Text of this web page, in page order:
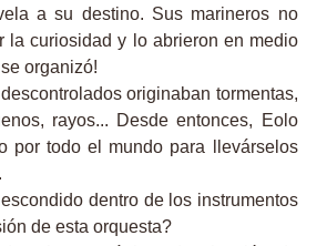
a su destino. Sus marineros no
la curiosidad y lo abrieron en medio
organizó!
originaban tormentas,
rayos... Desde entonces, Eolo
por todo el mundo para llevárselos
dentro de los instrumentos
de esta orquesta?